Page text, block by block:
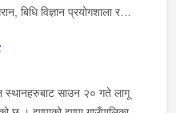
राख्न बिभिन्न खेलकुदका
भएको छ । उहाँले सुधार केन्द्रको
तथा अभिलेख व्यवस्थापनलाई
सुरक्षित र प्रभावकारी सेवा
दिनु भयो । साथै प्रदेश प्रहरी
बिधि विज्ञान प्रयोगशाला र
छ । निर्देशनको क्रममा उहाँले
अनुसन्धान कार्यको सुपरीवेक्षण,
परिचालन गरी अनुसन्धान
हुने अपराध
स्थानहरुबाट साउन २० गते लागू